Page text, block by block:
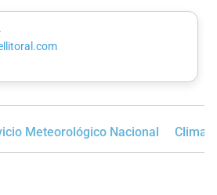
Meteorológico Nacional Clima